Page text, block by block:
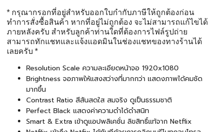
* กรุณากรอกที่อยู่สำหรับออกใบกำกับภาษีให้ถูกต้องก่อน
ทำการสั่งซื้อสินค้า หากที่อยู่ไม่ถูกต้อง จะไม่สามารถแก้ไขได้
ภายหลังครับ สำหรับลูกค้าท่านใดที่ต้องการไฟล์รูปถ่าย
สามารถทักแชทและแจ้งแอดมินในช่องแชทของทางร้านได้
เลยครับ *
Resolution Scale ความละเอียดหน้าจอ 1920x1080
Brightness จอภาพให้แสงสว่างที่มากกว่า แสดงภาพได้คมชัด
มากขึ้น
Contrast Ratio สีสันสดใส สมจริง ดูเป็นธรรมชาติ
Perfect Black แสดงค่าความดำได้ดำสนิท
Smart & Extra เข้าดูแอปพลิเคชั่น ลิขสิทธิ์แท้จาก Netflix